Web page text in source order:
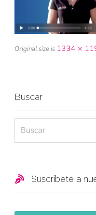
Original size is 1334 ×
Buscar
 Suscríbete a